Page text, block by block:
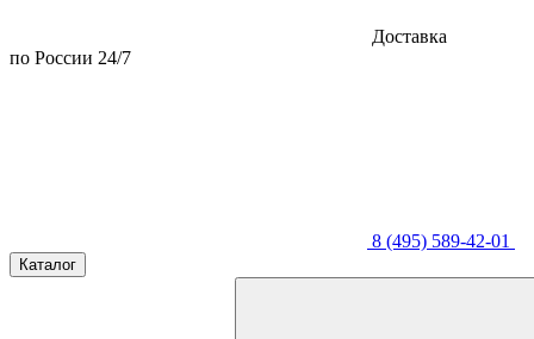
Доставка
по России 24/7
8 (495) 589-42-01
Каталог